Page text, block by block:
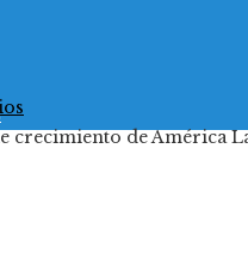
crecimiento de América